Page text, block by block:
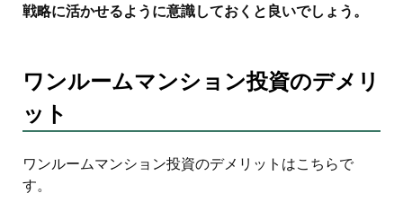
戦略に活かせるように意識しておくと良いでしょう。
ワンルームマンション投資のデメリ
ット
ワンルームマンション投資のデメリットはこちらで
す。